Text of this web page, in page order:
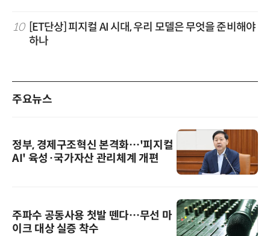
10 [ET단상] 피지컬 AI 시대, 우리 모델은 무엇을 준비해야
하나
주요뉴스
정부, 경제구조혁신 본격화…'피지컬
AI' 육성·국가자산 관리체계 개편
주파수 공동사용 첫발 뗀다…무선 마
이크 대상 실증 착수